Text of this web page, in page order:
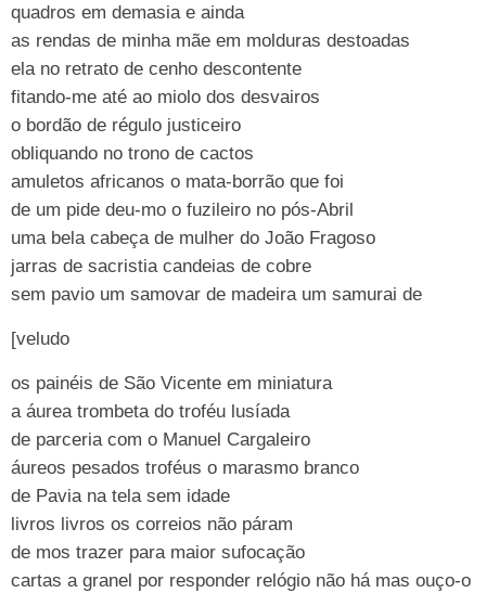
quadros em demasia e ainda
as rendas de minha mãe em molduras destoadas
ela no retrato de cenho descontente
fitando-me até ao miolo dos desvairos
o bordão de régulo justiceiro
obliquando no trono de cactos
amuletos africanos o mata-borrão que foi
de um pide deu-mo o fuzileiro no pós-Abril
uma bela cabeça de mulher do João Fragoso
jarras de sacristia candeias de cobre
sem pavio um samovar de madeira um samurai de
[veludo
os painéis de São Vicente em miniatura
a áurea trombeta do troféu lusíada
de parceria com o Manuel Cargaleiro
áureos pesados troféus o marasmo branco
de Pavia na tela sem idade
livros livros os correios não páram
de mos trazer para maior sufocação
cartas a granel por responder relógio não há mas ouço-o